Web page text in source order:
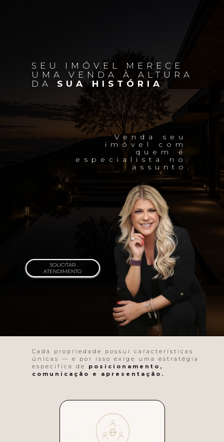
SEU IMÓVEL MERECE
UMA VENDA À ALTURA
DA SUA HISTÓRIA
Venda seu
imóvel com
quem é
especialista no
assunto.
SOLICITAR
ATENDIMENTO
Cada propriedade possui características
únicas — e por isso exige uma estratégia
específica de
posicionamento,
comunicação e apresentação.